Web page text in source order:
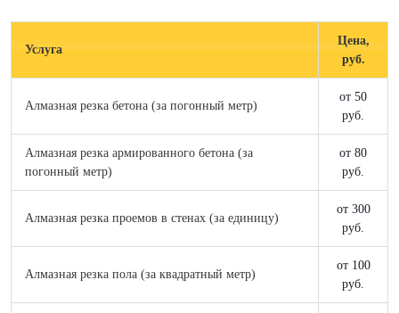
Услуга
Цена,
руб.
Алмазная резка бетона (за погонный метр)
от 50
руб.
Алмазная резка армированного бетона (за
погонный метр)
от 80
руб.
Алмазная резка проемов в стенах (за единицу)
от 300
руб.
Алмазная резка пола (за квадратный метр)
от 100
руб.